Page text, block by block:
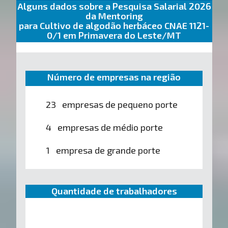
Alguns dados sobre a Pesquisa Salarial 2026
da Mentoring
para Cultivo de algodão herbáceo CNAE 1121-
0/1 em Primavera do Leste/MT
Número de empresas na região
23 empresas de pequeno porte
4 empresas de médio porte
1 empresa de grande porte
Quantidade de trabalhadores